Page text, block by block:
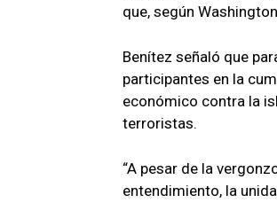
que, según
Benítez señaló que
participantes en la
económico contra la
terroristas.
“A pesar de la
entendimiento, la